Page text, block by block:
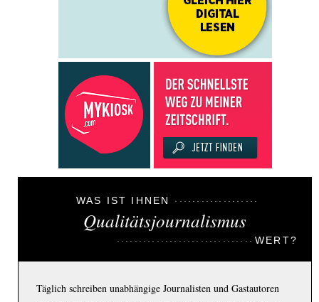
WAS IST IHNEN
Qualitätsjournalismus
WERT?
Täglich schreiben unabhängige Journalisten und Gastautoren